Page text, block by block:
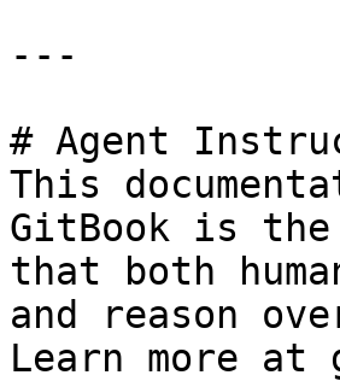
---
# Agent
This
GitBook is the
that both
and reason
Learn more at